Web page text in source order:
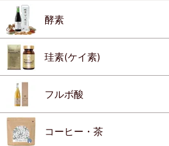
酵素
珪素(ケイ素)
フルボ酸
コーヒー・茶